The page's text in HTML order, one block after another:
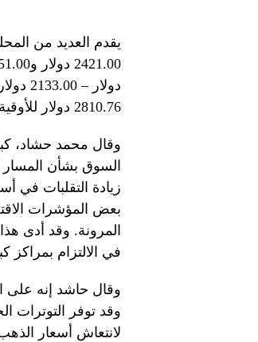
2810.76 دولار للأوقية.
وقال محمد حشاد،
السوق بشأن المسار
زيادة التقلبات في
بعض المؤشرات
المرونة. وقد أدى
في الالتزام بمراكز
وقال حاشد إنه على
وقد توفر التوترات
لانتعاش أسعار